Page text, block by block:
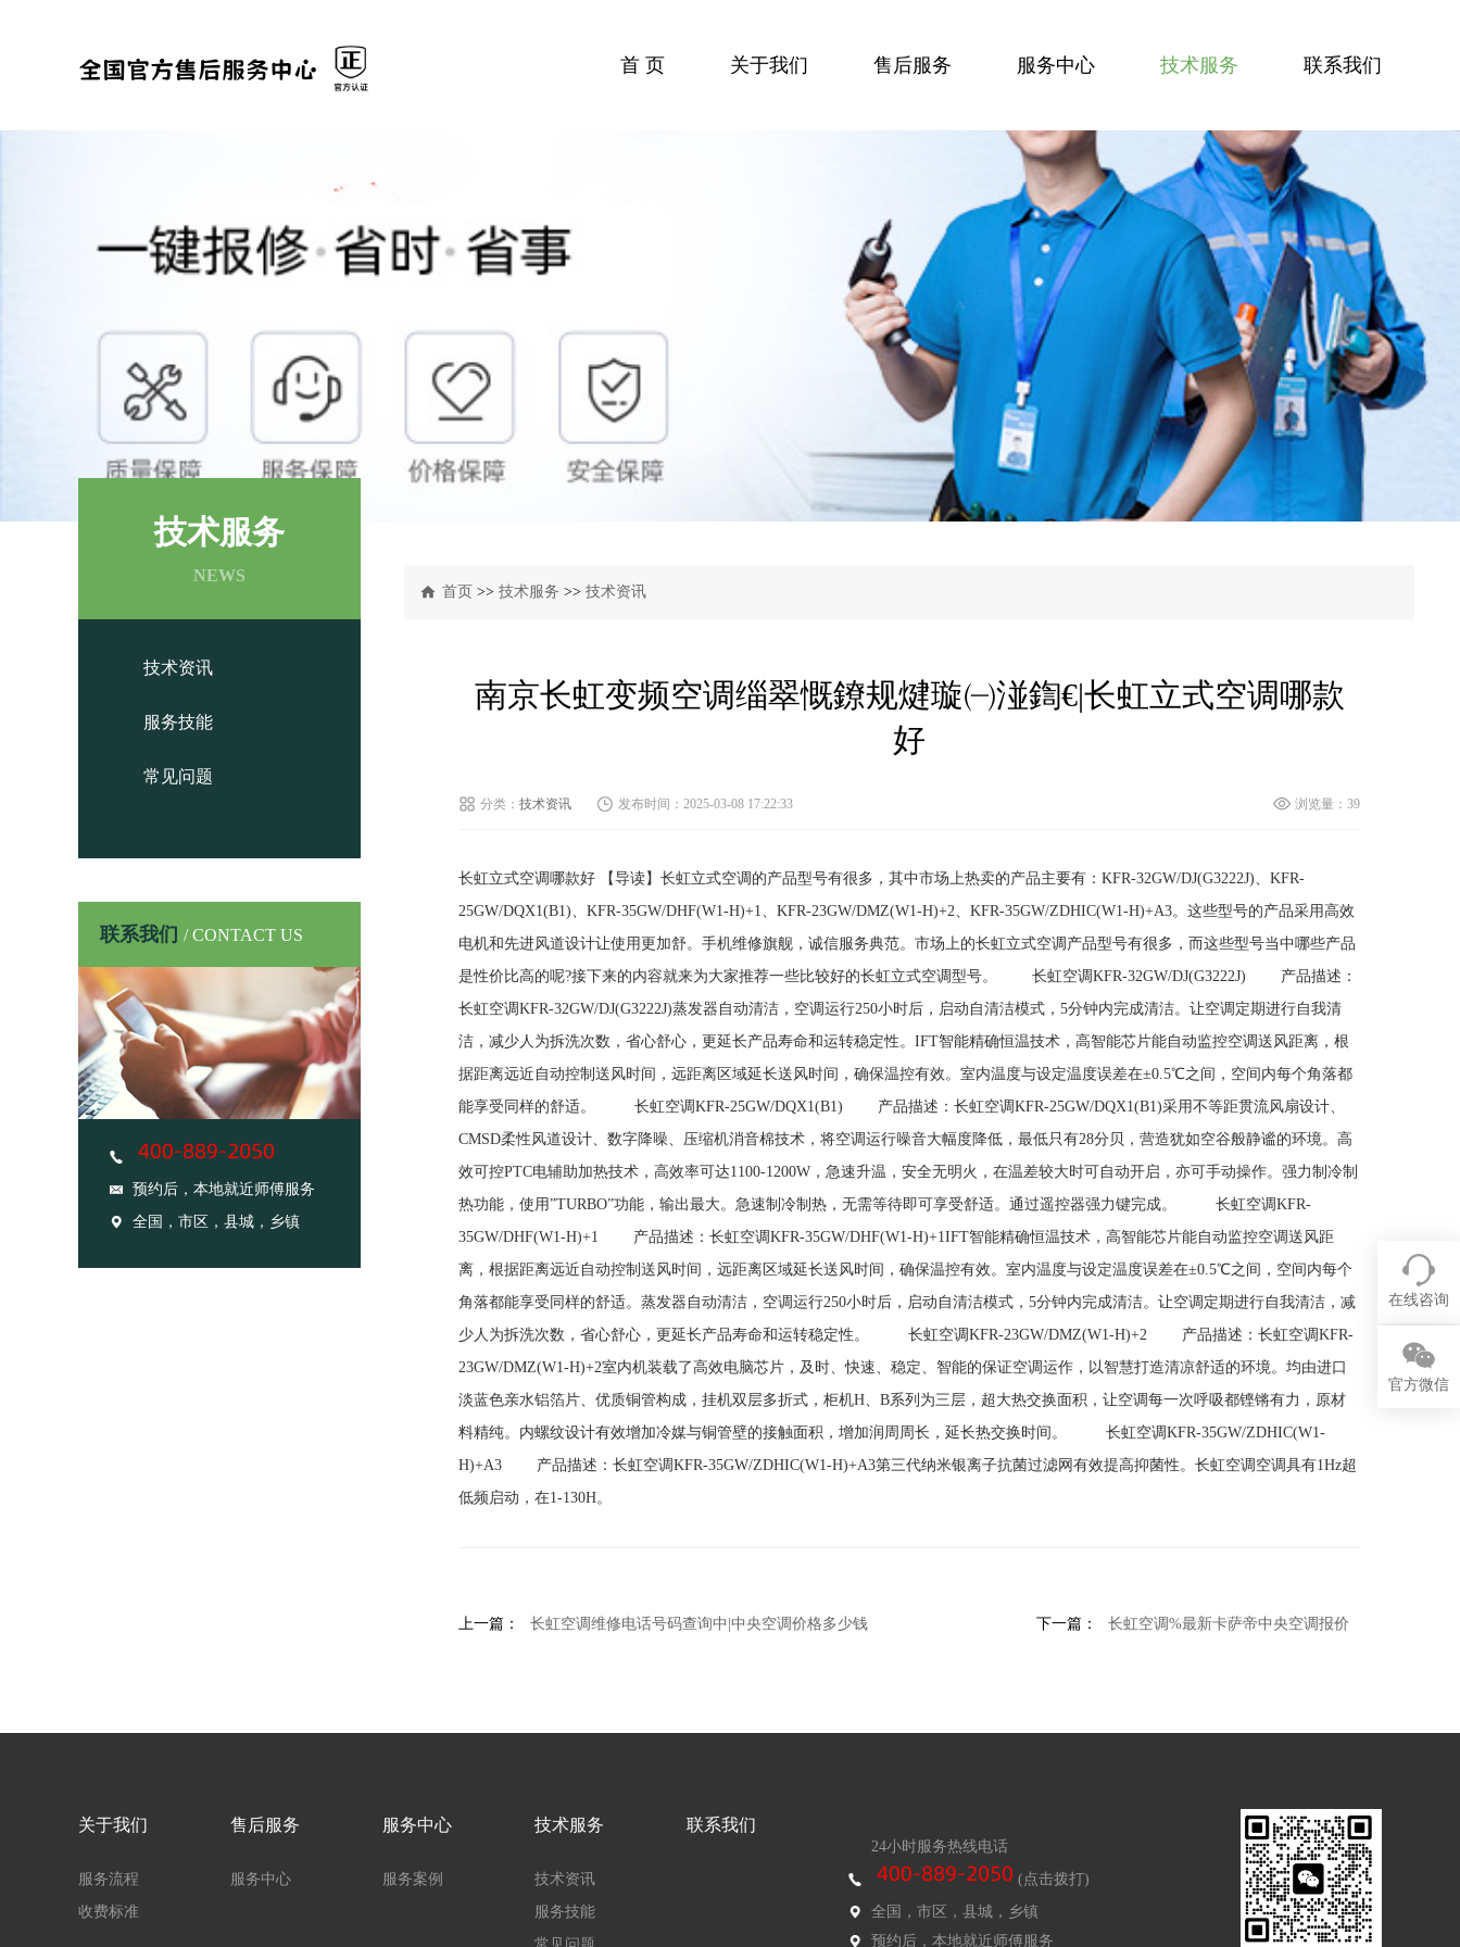
首 页 关于我们 售后服务 服务中心 技术服务 联系我们
技术服务
NEWS
技术资讯
服务技能
常见问题
联系我们 / CONTACT US
预约后，本地就近师傅服务
全国，市区，县城，乡镇
首页 >> 技术服务 >> 技术资讯
南京长虹变频空调缁翠慨鐐规煡璇㈠湴鍧€|长虹立式空调哪款
好
分类： 技术资讯 发布时间：2025-03-08 17:22:33 浏览量：39
长虹立式空调哪款好 【导读】长虹立式空调的产品型号有很多，其中市场上热卖的产品主要有：KFR-32GW/DJ(G3222J)、KFR-
25GW/DQX1(B1)、KFR-35GW/DHF(W1-H)+1、KFR-23GW/DMZ(W1-H)+2、KFR-35GW/ZDHIC(W1-H)+A3。这些型号的产品采用高效
电机和先进风道设计让使用更加舒。手机维修旗舰，诚信服务典范。市场上的长虹立式空调产品型号有很多，而这些型号当中哪些产品
是性价比高的呢?接下来的内容就来为大家推荐一些比较好的长虹立式空调型号。 长虹空调KFR-32GW/DJ(G3222J) 产品描述：
长虹空调KFR-32GW/DJ(G3222J)蒸发器自动清洁，空调运行250小时后，启动自清洁模式，5分钟内完成清洁。让空调定期进行自我清
洁，减少人为拆洗次数，省心舒心，更延长产品寿命和运转稳定性。IFT智能精确恒温技术，高智能芯片能自动监控空调送风距离，根
据距离远近自动控制送风时间，远距离区域延长送风时间，确保温控有效。室内温度与设定温度误差在±0.5℃之间，空间内每个角落都
能享受同样的舒适。 长虹空调KFR-25GW/DQX1(B1) 产品描述：长虹空调KFR-25GW/DQX1(B1)采用不等距贯流风扇设计、
CMSD柔性风道设计、数字降噪、压缩机消音棉技术，将空调运行噪音大幅度降低，最低只有28分贝，营造犹如空谷般静谧的环境。高
效可控PTC电辅助加热技术，高效率可达1100-1200W，急速升温，安全无明火，在温差较大时可自动开启，亦可手动操作。强力制冷制
热功能，使用”TURBO”功能，输出最大。急速制冷制热，无需等待即可享受舒适。通过遥控器强力键完成。 长虹空调KFR-
35GW/DHF(W1-H)+1 产品描述：长虹空调KFR-35GW/DHF(W1-H)+1IFT智能精确恒温技术，高智能芯片能自动监控空调送风距
离，根据距离远近自动控制送风时间，远距离区域延长送风时间，确保温控有效。室内温度与设定温度误差在±0.5℃之间，空间内每个
角落都能享受同样的舒适。蒸发器自动清洁，空调运行250小时后，启动自清洁模式，5分钟内完成清洁。让空调定期进行自我清洁，减
少人为拆洗次数，省心舒心，更延长产品寿命和运转稳定性。 长虹空调KFR-23GW/DMZ(W1-H)+2 产品描述：长虹空调KFR-
23GW/DMZ(W1-H)+2室内机装载了高效电脑芯片，及时、快速、稳定、智能的保证空调运作，以智慧打造清凉舒适的环境。均由进口
淡蓝色亲水铝箔片、优质铜管构成，挂机双层多折式，柜机H、B系列为三层，超大热交换面积，让空调每一次呼吸都铿锵有力，原材
料精纯。内螺纹设计有效增加冷媒与铜管壁的接触面积，增加润周周长，延长热交换时间。 长虹空调KFR-35GW/ZDHIC(W1-
H)+A3 产品描述：长虹空调KFR-35GW/ZDHIC(W1-H)+A3第三代纳米银离子抗菌过滤网有效提高抑菌性。长虹空调空调具有1Hz超
低频启动，在1-130H。
上一篇： 长虹空调维修电话号码查询中|中央空调价格多少钱 下一篇： 长虹空调%最新卡萨帝中央空调报价
关于我们
服务流程
收费标准
售后服务
服务中心
服务中心
服务案例
技术服务
技术资讯
服务技能
联系我们
24小时服务热线电话
(点击拨打)
全国，市区，县城，乡镇
预约后，本地就近师傅服务
在线咨询
官方微信